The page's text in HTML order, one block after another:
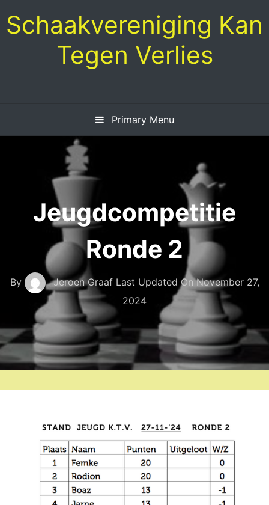
to
content
Schaakvereniging Kan
Tegen Verlies
Primary Menu
Jeugdcompetitie
Ronde 2
By Jeroen Graaf Last Updated OnNovember 27,
2024